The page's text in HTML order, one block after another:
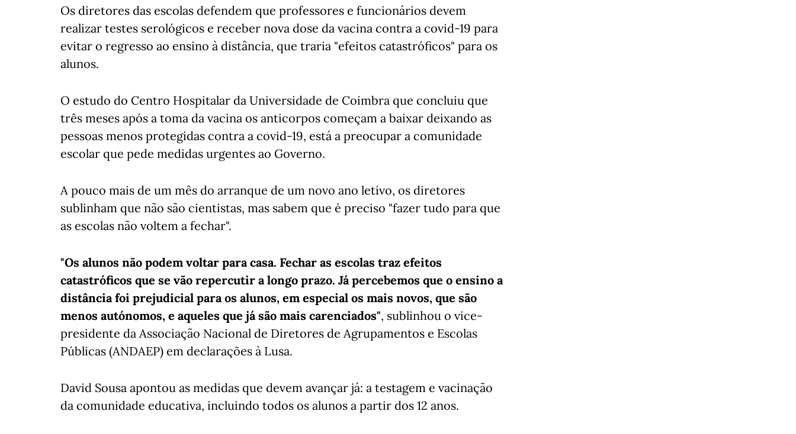
Os diretores das escolas defendem que professores e funcionários devem
realizar testes serológicos e receber nova dose da vacina contra a covid-19 para
evitar o regresso ao ensino à distância, que traria "efeitos catastróficos" para os
alunos.
O estudo do Centro Hospitalar da Universidade de Coimbra que concluiu que
três meses após a toma da vacina os anticorpos começam a baixar deixando as
pessoas menos protegidas contra a covid-19, está a preocupar a comunidade
escolar que pede medidas urgentes ao Governo.
A pouco mais de um mês do arranque de um novo ano letivo, os diretores
sublinham que não são cientistas, mas sabem que é preciso "fazer tudo para que
as escolas não voltem a fechar".
"Os alunos não podem voltar para casa. Fechar as escolas traz efeitos
catastróficos que se vão repercutir a longo prazo. Já percebemos que o ensino a
distância foi prejudicial para os alunos, em especial os mais novos, que são
menos autónomos, e aqueles que já são mais carenciados", sublinhou o vice-
presidente da Associação Nacional de Diretores de Agrupamentos e Escolas
Públicas (ANDAEP) em declarações à Lusa.
David Sousa apontou as medidas que devem avançar já: a testagem e vacinação
da comunidade educativa, incluindo todos os alunos a partir dos 12 anos.